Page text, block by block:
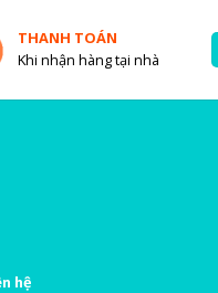
THANH TOÁN
Khi nhận hàng tại nhà
hệ